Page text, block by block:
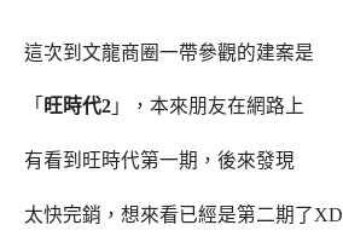
這次到文龍商圈一帶參觀的建案是
「 旺時代2 」，本來朋友在網路上
有看到旺時代第一期，後來發現
太快完銷，想來看已經是第二期了XD